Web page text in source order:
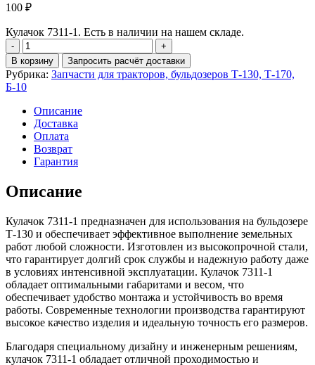
100 ₽
Кулачок 7311-1. Есть в наличии на нашем складе.
Количество
Кулачок
7311-
1
В корзину Запросить расчёт доставки
Рубрика: Запчасти для тракторов, бульдозеров Т-130, Т-170,
Б-10
Описание
Доставка
Оплата
Возврат
Гарантия
Описание
Кулачок 7311-1 предназначен для использования на бульдозере
Т-130 и обеспечивает эффективное выполнение земельных
работ любой сложности. Изготовлен из высокопрочной стали,
что гарантирует долгий срок службы и надежную работу даже
в условиях интенсивной эксплуатации. Кулачок 7311-1
обладает оптимальными габаритами и весом, что
обеспечивает удобство монтажа и устойчивость во время
работы. Современные технологии производства гарантируют
высокое качество изделия и идеальную точность его размеров.
Благодаря специальному дизайну и инженерным решениям,
кулачок 7311-1 обладает отличной проходимостью и